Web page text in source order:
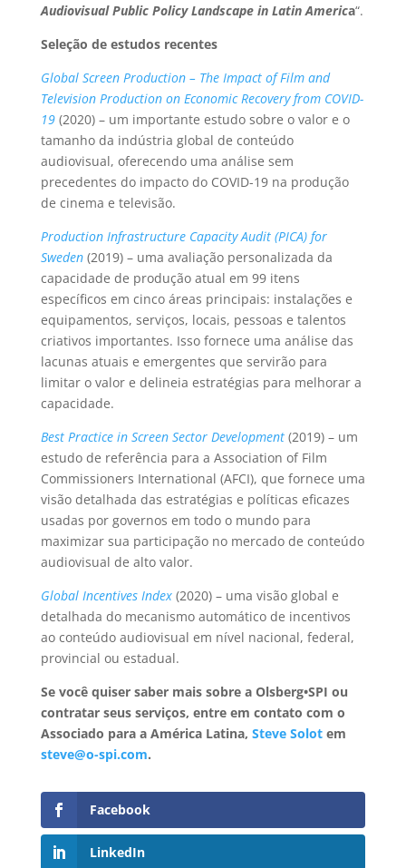
Audiovisual Public Policy Landscape in Latin America“.
Seleção de estudos recentes
Global Screen Production – The Impact of Film and
Television Production on Economic Recovery from COVID-
19 (2020) – um importante estudo sobre o valor e o
tamanho da indústria global de conteúdo
audiovisual, oferecendo uma análise sem
precedentes do impacto do COVID-19 na produção
de cinema e televisão.
Production Infrastructure Capacity Audit (PICA) for
Sweden (2019) – uma avaliação personalizada da
capacidade de produção atual em 99 itens
específicos em cinco áreas principais: instalações e
equipamentos, serviços, locais, pessoas e talentos
criativos importantes. Isso fornece uma análise das
lacunas atuais e emergentes que servirão para
limitar o valor e delineia estratégias para melhorar a
capacidade.
Best Practice in Screen Sector Development (2019) – um
estudo de referência para a Association of Film
Commissioners International (AFCI), que fornece uma
visão detalhada das estratégias e políticas eficazes
usadas por governos em todo o mundo para
maximizar sua participação no mercado de conteúdo
audiovisual de alto valor.
Global Incentives Index(2020) – uma visão global e
detalhada do mecanismo automático de incentivos
ao conteúdo audiovisual em nível nacional, federal,
provincial ou estadual.
Se você quiser saber mais sobre a Olsberg•SPI ou
contratar seus serviços, entre em contato com o
Associado para a América Latina, Steve Solotem
steve@o-spi.com.
Facebook
LinkedIn